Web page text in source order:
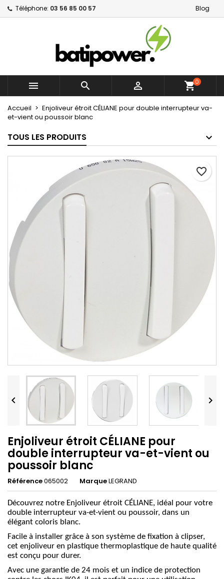
Téléphone: 03 56 85 00 57 Blog
   shopping_cart0
Accueil
Enjoliveur étroit CÉLIANE pour double interrupteur va-
et-vient ou poussoir blanc
TOUS LES PRODUITS
favorite_border
 
Enjoliveur étroit CÉLIANE pour
double interrupteur va-et-vient ou
poussoir blanc
Référence065002 MarqueLEGRAND
Découvrez notre Enjoliveur étroit CÉLIANE, idéal pour votre
double interrupteur va-et-vient ou poussoir, dans un
élégant coloris blanc.
Facile à installer grâce à son système de fixation à clipser,
cet enjoliveur en plastique thermoplastique de haute qualité
est conçu pour durer.
Avec une garantie de 24 mois et un indice de protection
Mes listes d'envies ×
Créer une nouvelle liste
Créer une liste d'envies ×
Nom de la liste d'envies
Annuler Créer une liste d'envies
Connexion ×
Vous devez être connecté pour ajouter des produits
à votre liste d'envies.
Annuler Connexion